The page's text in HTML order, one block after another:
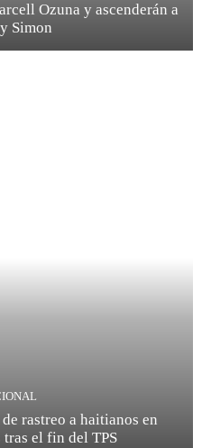
Ozuna y ascenderán a
Simon
rastreo a haitianos en
el fin del TPS